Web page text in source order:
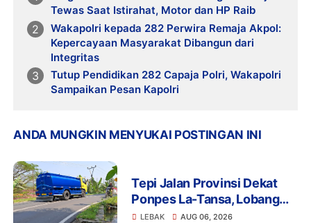
Tewas Saat Istirahat, Motor dan HP Raib
Wakapolri kepada 282 Perwira Remaja Akpol:
Kepercayaan Masyarakat Dibangun dari
Integritas
Tutup Pendidikan 282 Capaja Polri, Wakapolri
Sampaikan Pesan Kapolri
ANDA MUNGKIN MENYUKAI POSTINGAN INI
Tepi Jalan Provinsi Dekat
Ponpes La-Tansa, Lobang
Pengambilan Air Ancam
LEBAK AUG 06, 2026